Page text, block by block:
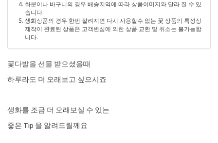
화분이나 바구니의 경우 배송지역에 따라 상품이미지와 달라 질 수 있
습니다.
생화상품의 경우 한번 잘려지면 다시 사용할수 없는 꽃 상품의 특성상
제작이 완료된 상품은 고객변심에 의한 상품 교환 및 취소는 불가능합
니다.
꽃다발을 선물 받으셨을때
하루라도 더 오래보고 싶으시죠
생화를 조금 더 오래보실 수 있는
좋은 Tip 을 알려드릴께요